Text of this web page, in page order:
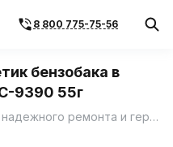
8 800 775-75-56
бензобака в
9390 55г
Предназначен для быстрого и надежного ремонта и герметизации бензобаков легковых, грузовых автомобилей, сельскохозяйственной техники, изготовленных из пластика, черных и цветных металлов.